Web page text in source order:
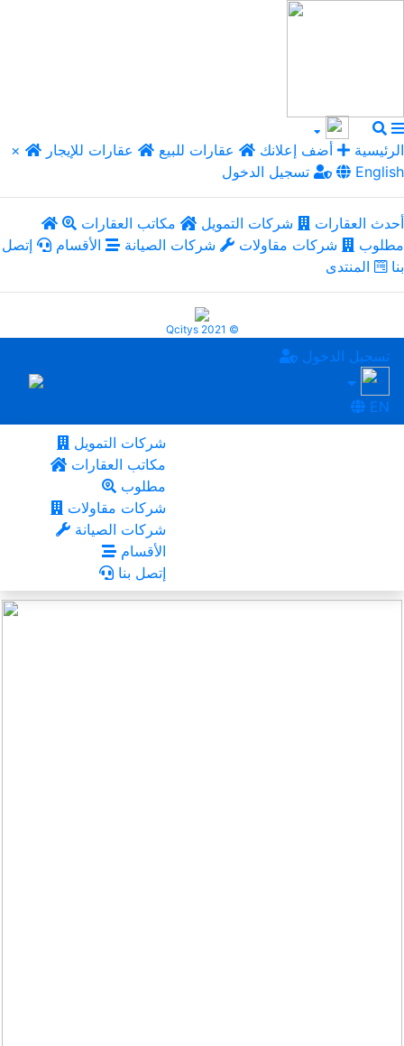
× الرئيسية أضف إعلانك عقارات للبيع
عقارات للإيجار
تسجيل الدخول
English
أحدث العقارات شركات التمويل
مكاتب العقارات
مطلوب
شركات مقاولات شركات الصيانة الأقسام
إتصل
بنا
المنتدى
Qcitys 2021 ©
تسجيل الدخول
EN
شركات التمويل
مكاتب العقارات
مطلوب
شركات مقاولات
شركات الصيانة
الأقسام
إتصل بنا